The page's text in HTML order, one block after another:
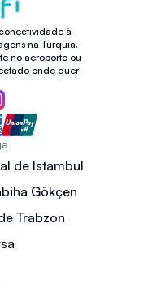
à
na Turquia.
no aeroporto ou
onde quer
de Istambul
Gökçen
Trabzon